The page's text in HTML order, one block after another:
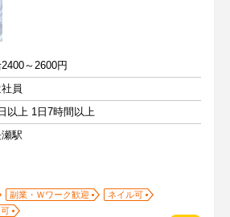
～2600円
員
以上 1日7時間以上
駅
副業・Ｗワーク歓迎
ネイル可